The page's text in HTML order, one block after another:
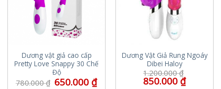
Dương vật giả cao cấp
Pretty Love Snappy 30 Chế
Độ
780.000₫ 650.000 ₫
Dương Vật Giả Rung Ngoáy
Dibei Haloy
1.200.000₫
850.000₫